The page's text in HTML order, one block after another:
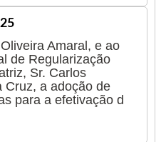
Amaral, e ao
de Regularização
Sr. Carlos
Cruz, a adoção de
para a efetivação d